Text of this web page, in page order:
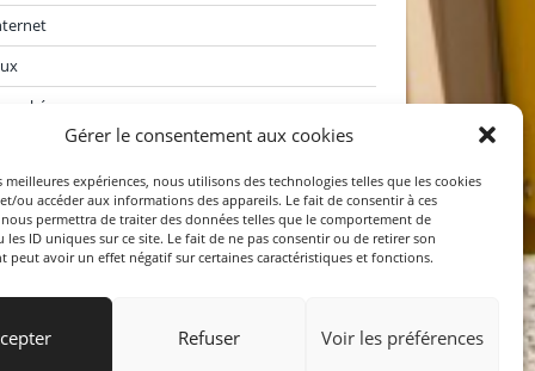
Gérer le consentement aux cookies
meilleures expériences, nous utilisons des technologies telles que les cookies
ou accéder aux informations des appareils. Le fait de consentir à ces
permettra de traiter des données telles que le comportement de
les ID uniques sur ce site. Le fait de ne pas consentir ou de retirer son
peut avoir un effet négatif sur certaines caractéristiques et fonctions.
Refuser Voir les préférences
divers